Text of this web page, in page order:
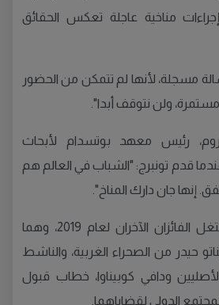
مناخية عاجلة تعكس الحقائق
مسجلة، لأنها لم تتمكن من الحضور
ولن نتوقف أبدا".
رئيس معهد بوتسدام لأبحاث
عندما قدم تونبرج: "الشباب في العالم هم
إنها جان دارك المناخ".
وفي السياق عينه، استغل الفائزان الآخران لعام 2019، وهما
حيدر من الصحراء الغربية، والناشط
ودافي كوبيناوا، خطاب قبول
الدولي لقضاياهما.